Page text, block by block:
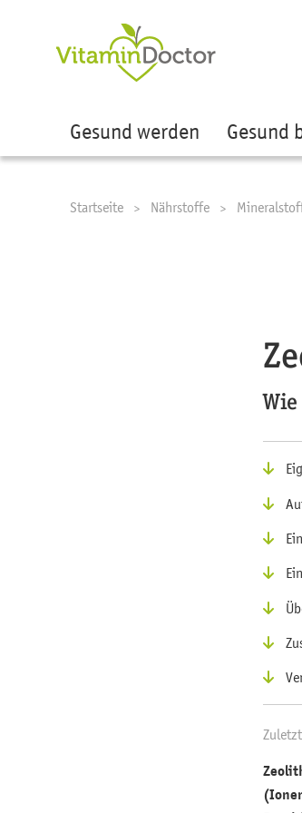
Gesund werden Gesund
Startseite Nährstoffe